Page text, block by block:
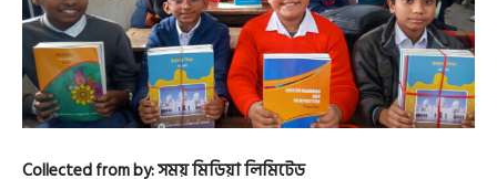
Collected from by: সময় মিডিয়া লিমিটেড